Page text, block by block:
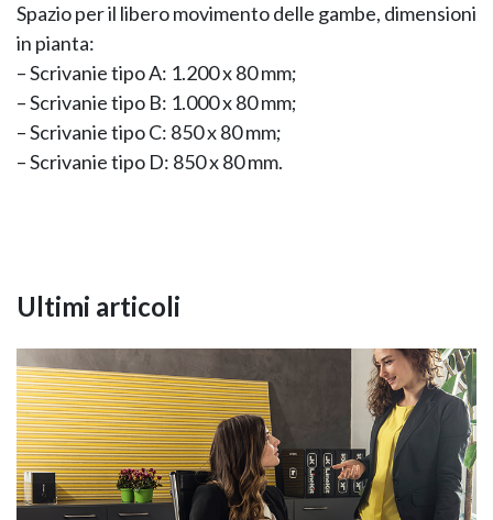
Spazio per il libero movimento delle gambe, dimensioni
in pianta:
– Scrivanie tipo A: 1.200 x 80 mm;
– Scrivanie tipo B: 1.000 x 80 mm;
– Scrivanie tipo C: 850 x 80 mm;
– Scrivanie tipo D: 850 x 80 mm.
Ultimi articoli